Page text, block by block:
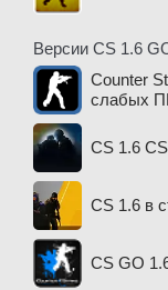
Версии CS 1.6
Counter
слабых
CS 1.6
CS 1.6 в
CS GO